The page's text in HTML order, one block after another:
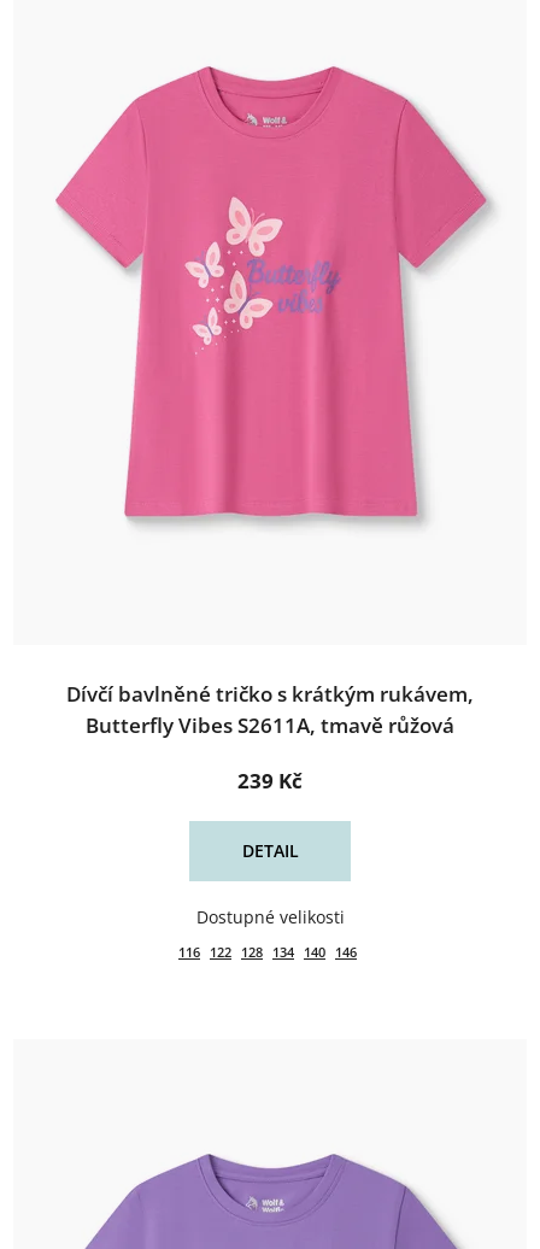
Dívčí bavlněné tričko s krátkým rukávem,
Butterfly Vibes S2611A, tmavě růžová
239 Kč
DETAIL
116 122 128 134 140 146